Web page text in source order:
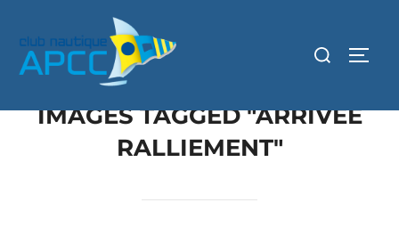
IMAGES TAGGED "ARRIVEE
RALLIEMENT"